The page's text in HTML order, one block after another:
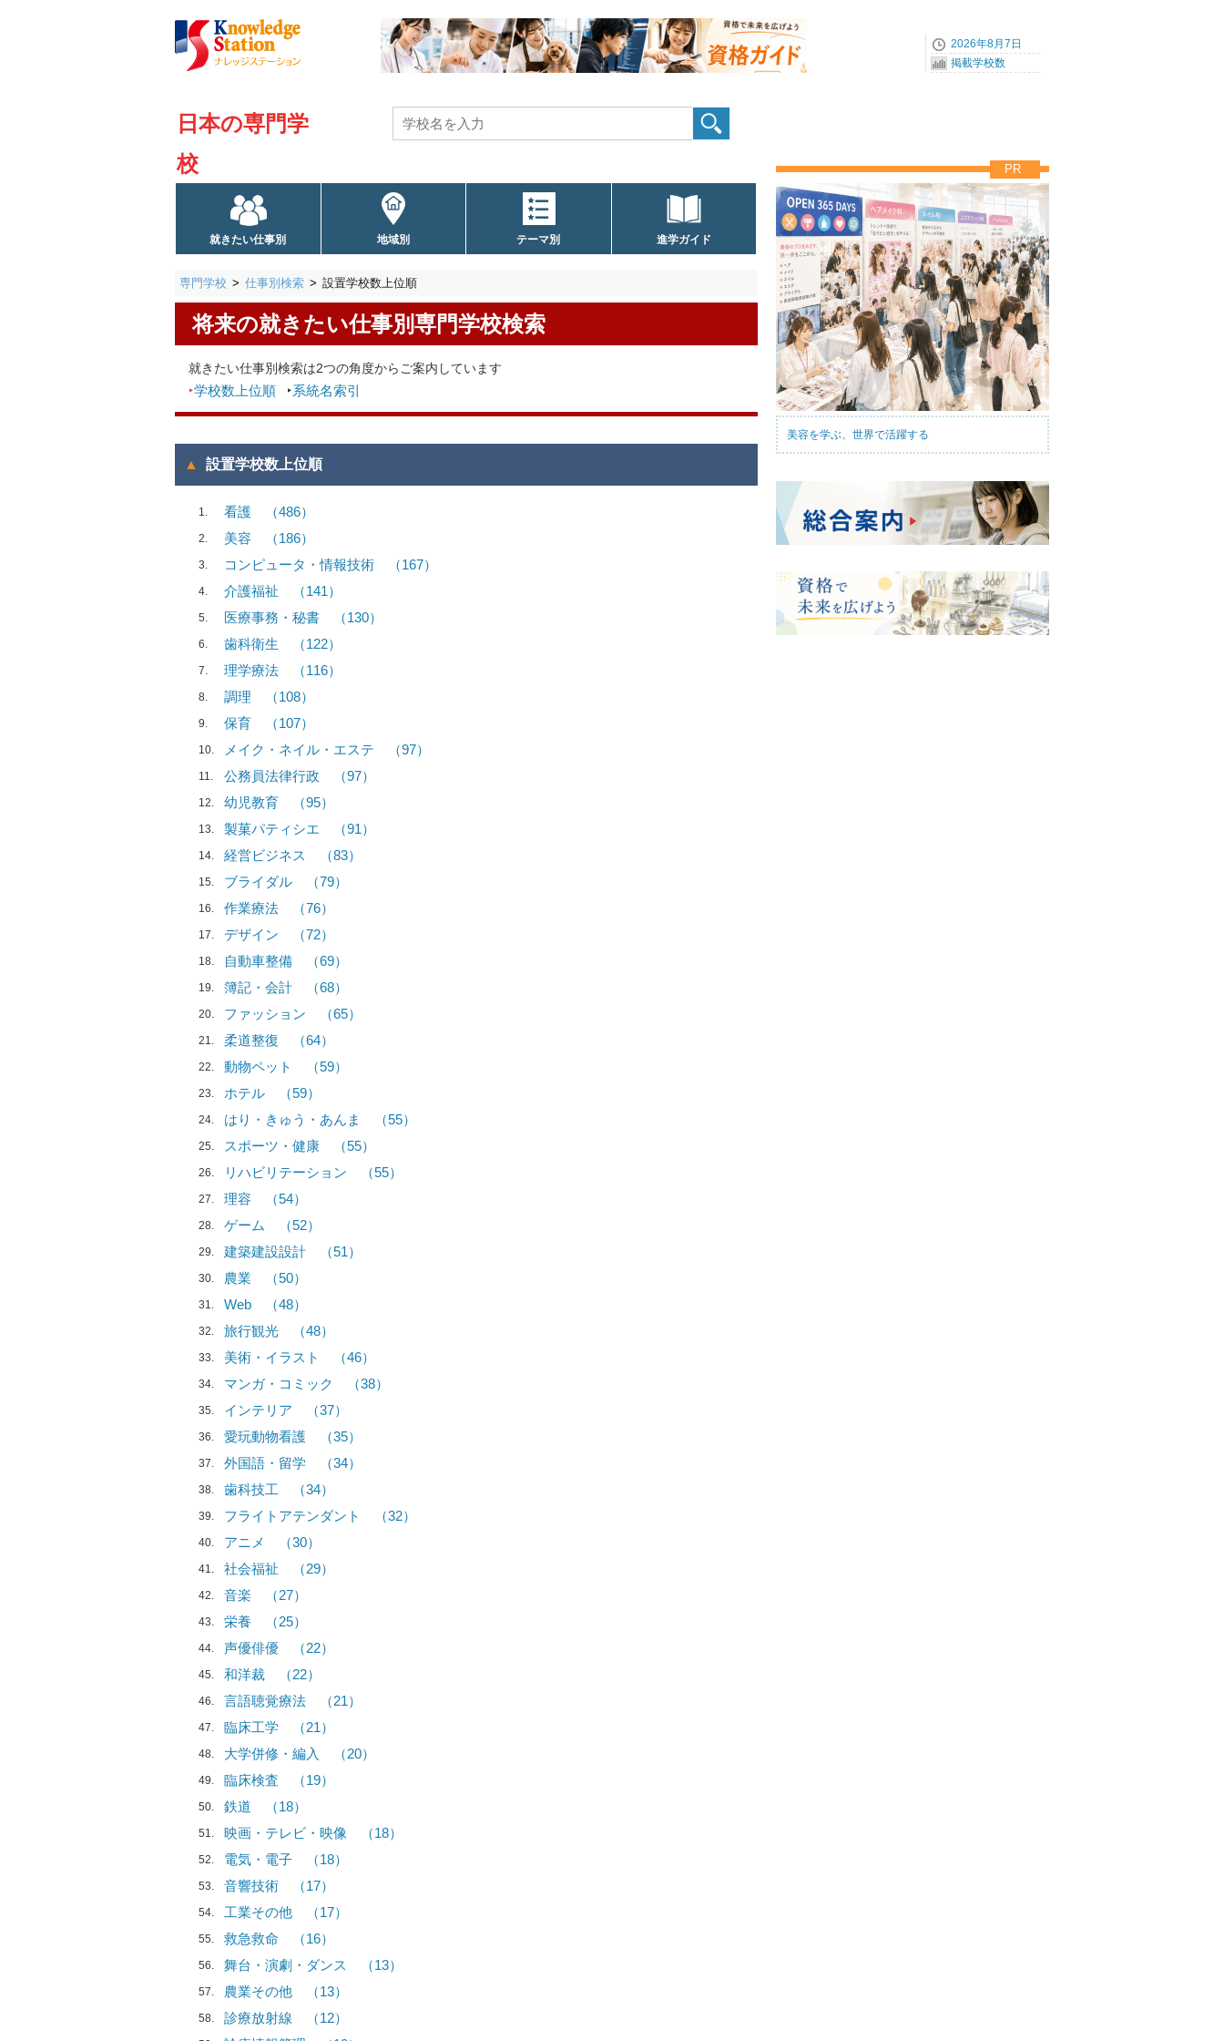
2026年8月7日
掲載学校数
日本の専門学
校
就きたい仕事別 地域別 テーマ別 進学ガイド
専門学校 仕事別検索 設置学校数上位順
将来の就きたい仕事別専門学校検索
就きたい仕事別検索は2つの角度からご案内しています
‣学校数上位順 ‣系統名索引
設置学校数上位順
1 看護 （486）
2 美容 （186）
3 コンピュータ・情報技術 （167）
4 介護福祉 （141）
5 医療事務・秘書 （130）
6 歯科衛生 （122）
7 理学療法 （116）
8 調理 （108）
9 保育 （107）
10 メイク・ネイル・エステ （97）
11 公務員法律行政 （97）
12 幼児教育 （95）
13 製菓パティシエ （91）
14 経営ビジネス （83）
15 ブライダル （79）
16 作業療法 （76）
17 デザイン （72）
18 自動車整備 （69）
19 簿記・会計 （68）
20 ファッション （65）
21 柔道整復 （64）
22 動物ペット （59）
23 ホテル （59）
24 はり・きゅう・あんま （55）
25 スポーツ・健康 （55）
26 リハビリテーション （55）
27 理容 （54）
28 ゲーム （52）
29 建築建設設計 （51）
30 農業 （50）
31 Web （48）
32 旅行観光 （48）
33 美術・イラスト （46）
34 マンガ・コミック （38）
35 インテリア （37）
36 愛玩動物看護 （35）
37 外国語・留学 （34）
38 歯科技工 （34）
39 フライトアテンダント （32）
40 アニメ （30）
41 社会福祉 （29）
42 音楽 （27）
43 栄養 （25）
44 声優俳優 （22）
45 和洋裁 （22）
46 言語聴覚療法 （21）
47 臨床工学 （21）
48 大学併修・編入 （20）
49 臨床検査 （19）
50 鉄道 （18）
51 映画・テレビ・映像 （18）
52 電気・電子 （18）
53 音響技術 （17）
54 工業その他 （17）
55 救急救命 （16）
56 舞台・演劇・ダンス （13）
57 農業その他 （13）
58 診療放射線 （12）
PR
美容を学ぶ、世界で活躍する